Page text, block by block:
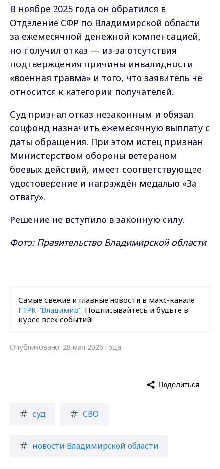
В ноябре 2025 года он обратился в
Отделение СФР по Владимирской области
за ежемесячной денежной компенсацией,
но получил отказ — из-за отсутствия
подтверждения причины инвалидности
«военная травма» и того, что заявитель не
относится к категории получателей.
Суд признал отказ незаконным и обязал
соцфонд назначить ежемесячную выплату с
даты обращения. При этом истец признан
Министерством обороны ветераном
боевых действий, имеет соответствующее
удостоверение и награждён медалью «За
отвагу».
Решение не вступило в законную силу.
Фото: Правительство Владимирской области
Самые свежие и главные новости в макс-канале
ГТРК "Владимир". Подписывайтесь и будьте в
курсе всех событий!
Опубликовано: 28 мая 2026 года
суд СВО
новости Владимирской области
Поделиться